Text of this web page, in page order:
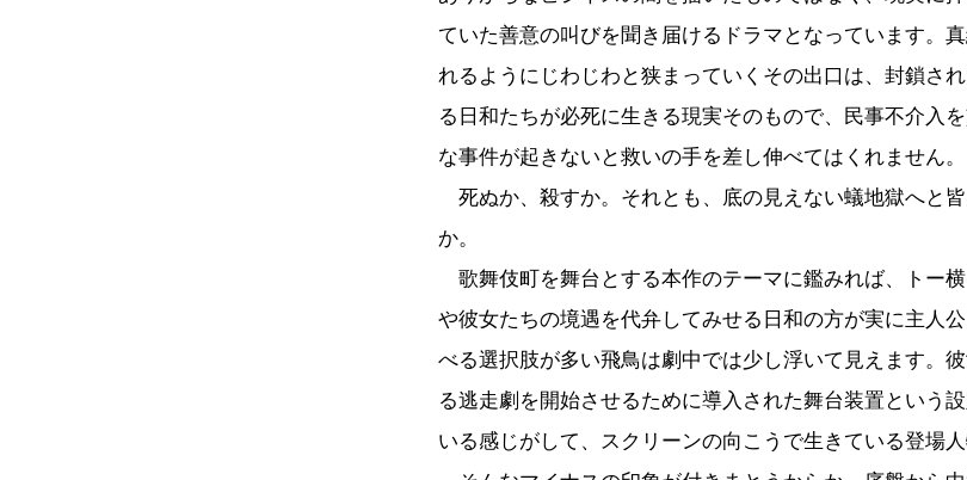
ていた善意の叫びを聞き届けるドラマとなっています。
れるようにじわじわと狭まっていくその出口は、封鎖さ
る日和たちが必死に生きる現実そのもので、民事不介入
な事件が起きないと救いの手を差し伸べてはくれません。
死ぬか、殺すか。それとも、底の見えない蟻地獄へと
か。
歌舞伎町を舞台とする本作のテーマに鑑みれば、トー
や彼女たちの境遇を代弁してみせる日和の方が実に主人
べる選択肢が多い飛鳥は劇中では少し浮いて見えます。
る逃走劇を開始させるために導入された舞台装置という
いる感じがして、スクリーンの向こうで生きている登場人